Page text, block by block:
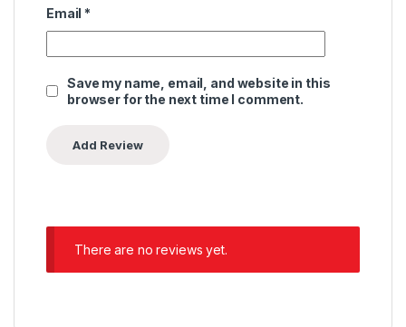
Email *
Save my name, email, and website in this
browser for the next time I comment.
There are no reviews yet.